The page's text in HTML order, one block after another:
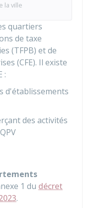
la ville
quartiers
de taxe
(TFPB) et de
(CFE). Il existe
:
d'établissements
des activités
1 du décret
.